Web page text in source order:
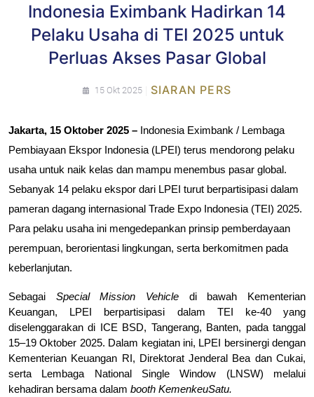
Indonesia Eximbank Hadirkan 14
Pelaku Usaha di TEI 2025 untuk
Perluas Akses Pasar Global
15 Okt 2025 SIARAN PERS
Jakarta, 15 Oktober 2025 – Indonesia Eximbank / Lembaga
Pembiayaan Ekspor Indonesia (LPEI) terus mendorong pelaku
usaha untuk naik kelas dan mampu menembus pasar global.
Sebanyak 14 pelaku ekspor dari LPEI turut berpartisipasi dalam
pameran dagang internasional Trade Expo Indonesia (TEI) 2025.
Para pelaku usaha ini mengedepankan prinsip pemberdayaan
perempuan, berorientasi lingkungan, serta berkomitmen pada
keberlanjutan.
Sebagai Special Mission Vehicle di bawah Kementerian
Keuangan, LPEI berpartisipasi dalam TEI ke-40 yang
diselenggarakan di ICE BSD, Tangerang, Banten, pada tanggal
15–19 Oktober 2025. Dalam kegiatan ini, LPEI bersinergi dengan
Kementerian Keuangan RI, Direktorat Jenderal Bea dan Cukai,
serta Lembaga National Single Window (LNSW) melalui
kehadiran bersama dalam booth KemenkeuSatu.